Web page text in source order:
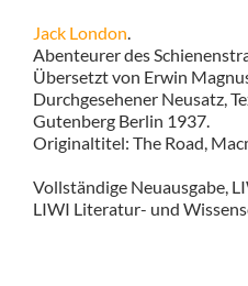
Jack London.
Abenteurer des
Übersetzt von Erwin
Durchgesehener Neusatz,
Gutenberg Berlin 1937.
Originaltitel: The Road,
Vollständige Neuausgabe,
LIWI Literatur- und